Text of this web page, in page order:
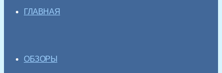
ГЛАВНАЯ
ОБЗОРЫ